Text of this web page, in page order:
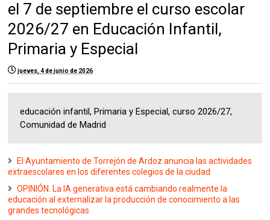
el 7 de septiembre el curso escolar
2026/27 en Educación Infantil,
Primaria y Especial
jueves, 4 de junio de 2026
educación infantil, Primaria y Especial, curso 2026/27,
Comunidad de Madrid
El Ayuntamiento de Torrejón de Ardoz anuncia las actividades
extraescolares en los diferentes colegios de la ciudad
OPINIÓN. La IA generativa está cambiando realmente la
educación al externalizar la producción de conocimiento a las
grandes tecnológicas